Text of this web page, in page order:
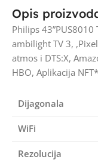
Opis
Philips 43”PUS8010
ambilight TV 3,
atmos i DTS:X,
HBO, Aplikacija
Dijagonala
WiFi
Rezolucija